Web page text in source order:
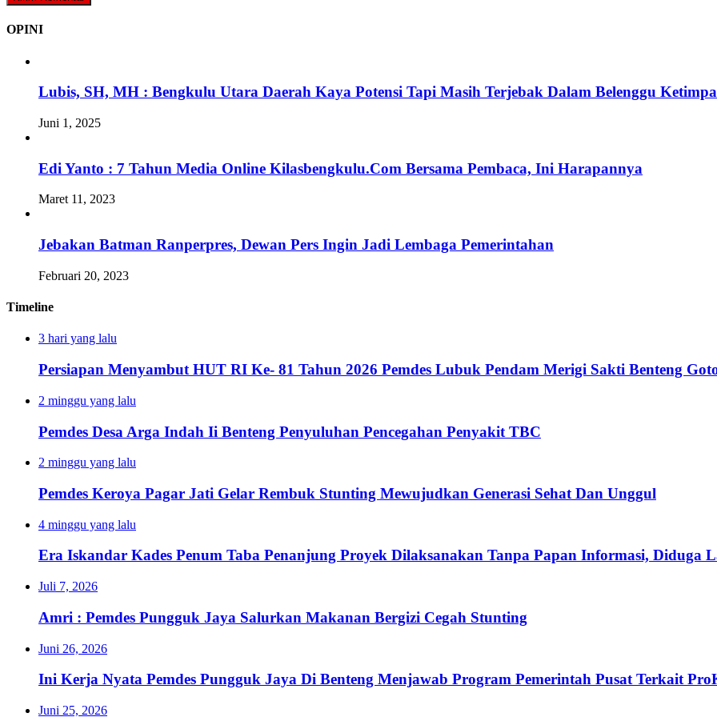
OPINI
Lubis, SH, MH : Bengkulu Utara Daerah Kaya Potensi Tapi Masih Terjebak Dalam Belenggu
Juni 1, 2025
Edi Yanto : 7 Tahun Media Online Kilasbengkulu.Com Bersama Pembaca, Ini Harapannya
Maret 11, 2023
Jebakan Batman Ranperpres, Dewan Pers Ingin Jadi Lembaga Pemerintahan
Februari 20, 2023
Timeline
3 hari yang lalu
Persiapan Menyambut HUT RI Ke- 81 Tahun 2026 Pemdes Lubuk Pendam Merigi Sakti Benteng
2 minggu yang lalu
Pemdes Desa Arga Indah Ii Benteng Penyuluhan Pencegahan Penyakit TBC
2 minggu yang lalu
Pemdes Keroya Pagar Jati Gelar Rembuk Stunting Mewujudkan Generasi Sehat Dan Unggul
4 minggu yang lalu
Era Iskandar Kades Penum Taba Penanjung Proyek Dilaksanakan Tanpa Papan Informasi, Diduga
Juli 7, 2026
Amri : Pemdes Pungguk Jaya Salurkan Makanan Bergizi Cegah Stunting
Juni 26, 2026
Ini Kerja Nyata Pemdes Pungguk Jaya Di Benteng Menjawab Program Pemerintah Pusat Terkait
Juni 25, 2026